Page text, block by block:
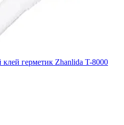
герметик Zhanlida T-8000